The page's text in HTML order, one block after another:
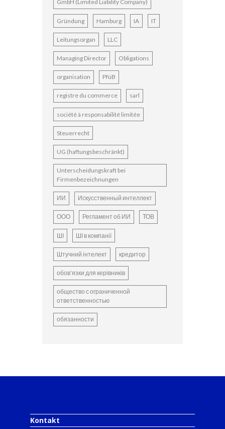
GmbH (Limited Liability Company)
Gründung Hamburg IA IT
Leitungsorgan LLC
Managing Director Obligations
organisation PfüB
registre du commerce sarl
société à responsabilité limitée
Steuerrecht
UG (haftungsbeschränkt)
Unterscheidungskraft bei
Firmenbezeichnungen
ИИ Искусственный интеллект
ООО Регламент об ИИ ТОВ
ШІ ШІ в компанії
Штучний інтелект кредитор
обов’язки для керівників
общество с ограниченной
ответственностью
обязанности
Kontakt